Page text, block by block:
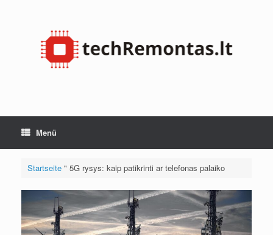
Menü
Startseite" 5G rysys: kaip patikrinti ar telefonas palaiko